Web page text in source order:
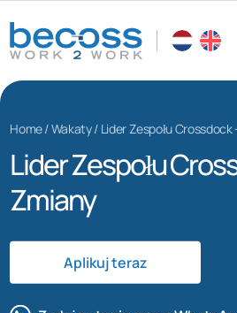
Home/Wakaty/ Lider Zespołu Crossdock
Lider Zespołu
Zmiany
Aplikuj teraz